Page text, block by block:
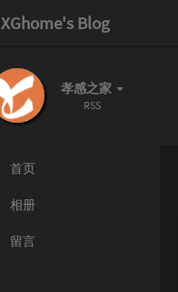
XGhome's Blog
孝感之家
RSS
首页
相册
留言